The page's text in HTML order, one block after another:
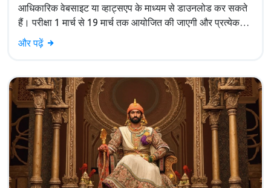
आधिकारिक वेबसाइट या व्हाट्सएप के माध्यम से डाउनलोड कर सकते
हैं। परीक्षा 1 मार्च से 19 मार्च तक आयोजित की जाएगी और प्रत्येक
पेपर के लिए सुबह 9 से 12 बजे का समय तय है।
और पढ़ें